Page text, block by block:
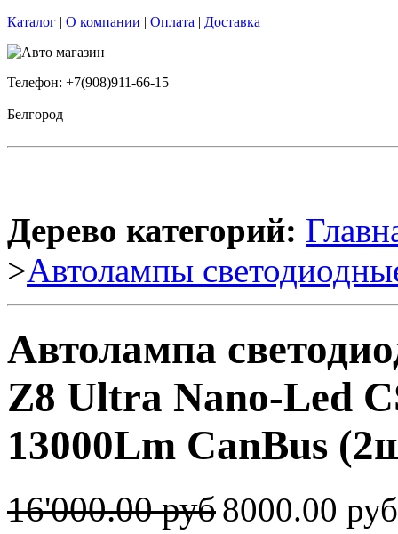
Каталог | О компании | Оплата | Доставка
Телефон: +7(908)911-66-15
Белгород
Дерево категорий:
>Автолампы
Автолампа
Z8 Ultra Nano-Led
13000Lm CanBus
16'000.00 руб8000.00